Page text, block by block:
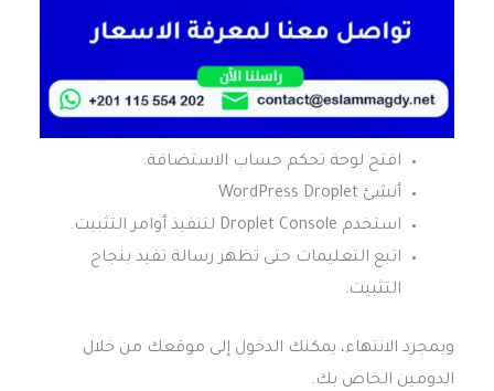
افتح لوحة تحكم حساب الاستضافة.
أنشئ WordPress Droplet
استخدم Droplet Console لتنفيذ أوامر التثبيت.
اتبع التعليمات حتى تظهر رسالة تفيد بنجاح
التثبيت.
وبمجرد الانتهاء، يمكنك الدخول إلى موقعك من خلال
الدومين الخاص بك.